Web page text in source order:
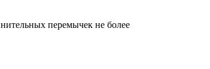
перемычек не более